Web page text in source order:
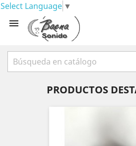
Select Language ▼

PRODUCTOS